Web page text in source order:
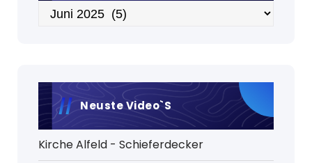
Archiv
Neuste Video`s
Kirche Alfeld - Schieferdecker